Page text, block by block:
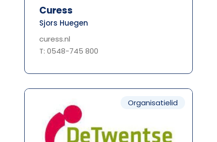
Curess
Sjors Huegen
curess.nl
T: 0548-745 800
Organisatielid